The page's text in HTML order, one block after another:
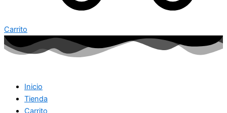
Carrito
Inicio
Tienda
Carrito